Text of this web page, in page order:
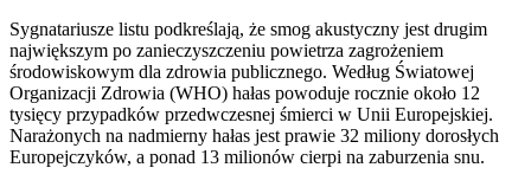
Sygnatariusze listu podkreślają, że smog akustyczny jest drugim
największym po zanieczyszczeniu powietrza zagrożeniem
środowiskowym dla zdrowia publicznego. Według Światowej
Organizacji Zdrowia (WHO) hałas powoduje rocznie około 12
tysięcy przypadków przedwczesnej śmierci w Unii Europejskiej.
Narażonych na nadmierny hałas jest prawie 32 miliony dorosłych
Europejczyków, a ponad 13 milionów cierpi na zaburzenia snu.